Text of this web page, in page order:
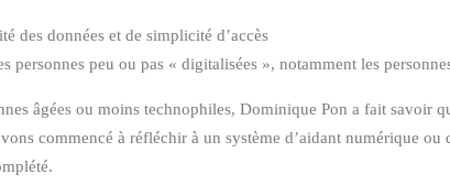
des données et de simplicité d’accès
peu ou pas « digitalisées », notamment les
âgées ou moins technophiles, Dominique Pon a fait savoir
commencé à réfléchir à un système d’aidant numérique